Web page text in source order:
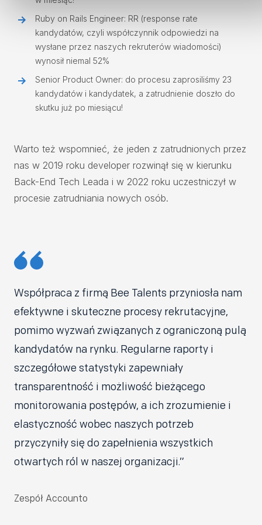
Ruby on Rails Engineer: RR (response rate
kandydatów, czyli współczynnik odpowiedzi na
wysłane przez naszych rekruterów wiadomości)
wynosił niemal 52%
Senior Product Owner: do procesu zaprosiliśmy 23
kandydatów i kandydatek, a zatrudnienie doszło do
skutku już po miesiącu!
Warto też wspomnieć, że jeden z zatrudnionych przez
nas w 2019 roku developer rozwinął się w kierunku
Back-End Tech Leada i w 2022 roku uczestniczył w
procesie zatrudniania nowych osób.
Współpraca z firmą Bee Talents przyniosła nam
efektywne i skuteczne procesy rekrutacyjne,
pomimo wyzwań związanych z ograniczoną pulą
kandydatów na rynku. Regularne raporty i
szczegółowe statystyki zapewniały
transparentność i możliwość bieżącego
monitorowania postępów, a ich zrozumienie i
elastyczność wobec naszych potrzeb
przyczyniły się do zapełnienia wszystkich
otwartych ról w naszej organizacji.”
Zespół Accounto